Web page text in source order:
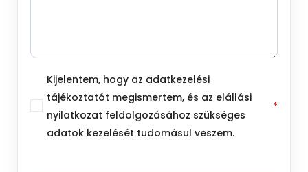
Kijelentem, hogy az adatkezelési
tájékoztatót megismertem, és az elállási
nyilatkozat feldolgozásához szükséges
adatok kezelését tudomásul veszem.
*